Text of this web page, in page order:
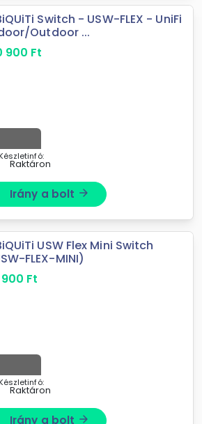
Switch - USW-FLEX - UniFi
Outdoor ...
900 Ft
Készletinfó:
Raktáron
Irány a bolt arrow_forward
USW Flex Mini Switch
FLEX-MINI)
900 Ft
Készletinfó:
Raktáron
Irány a bolt arrow_forward